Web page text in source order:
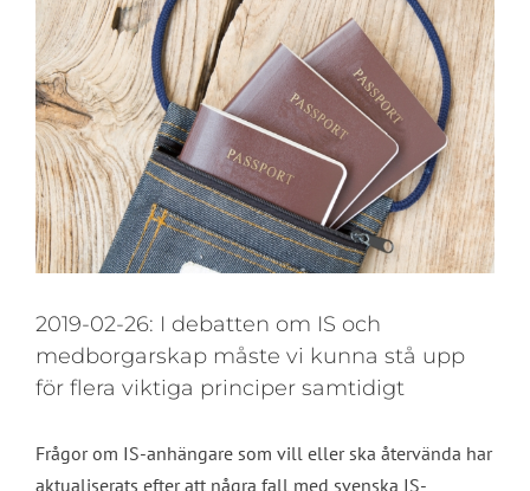
större
bild
2019-02-26: I debatten om IS och
medborgarskap måste vi kunna stå upp
för flera viktiga principer samtidigt
Frågor om IS-anhängare som vill eller ska återvända har
aktualiserats efter att några fall med svenska IS-